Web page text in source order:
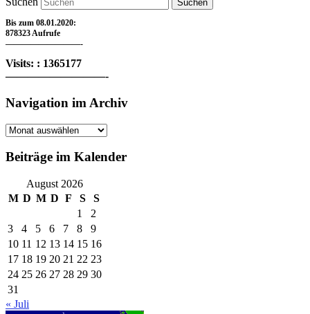
Bis zum 08.01.2020:
878323 Aufrufe
—————————-
Visits: : 1365177
—————————-
Navigation im Archiv
Navigation
Archiv
Beiträge im Kalender
August 2026
M D M D F S
S
1
2
3
4 5 6 7 8
9
10 11 12 13 14 15 16
17 18 19 20 21 22 23
24 25 26 27 28 29 30
31
« Juli